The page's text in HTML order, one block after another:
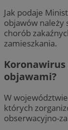
Jak podaje
objawów należy
chorób
zamieszkania.
Koronawirus
objawami?
W
których
obserwacyjno-